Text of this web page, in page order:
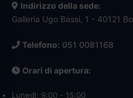
Indirizzo della sede:
Galleria Ugo Bassi, 1 - 40121
Telefono: 051 0081168
Orari di apertura:
Lunedì: 9:00 - 15:00